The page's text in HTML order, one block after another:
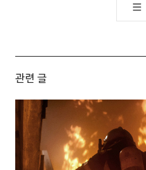
관련 글